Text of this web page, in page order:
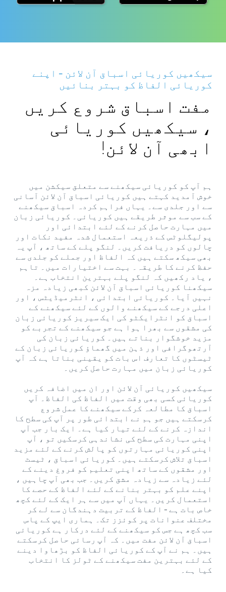
سیکھیں کوریائی اسباق آن لائن - اپنے
کوریائی الفاظ کو بہتر بنائیں
مفت اسباق شروع کریں
، سیکھیں کوریائی
ابھی آن لائن!
ہم آپ کو کوریائی سیکھنے سے متعلق سیکشن میں
خوش آمدید کہتے ہیں کوریائی اسباق آن لائن آسانی
سے اور جلدی سے۔ یہاں فراہم کردہ اسباق سیکھنے
کے سب سے موثر طریقے ہیں کوریائی۔ کوریائی زبان
میں مہارت حاصل کرنے کے لئے ابتدائی اور
پولیگلوٹس کے ذریعہ استعمال شدہ مفید نکات اور
چالوں کو دریافت کریں۔ لنگو پلے کے ساتھ ، آپ یہ
بھی سیکھ سکتے ہیں کہ الفاظ اور جملے کو جلدی سے
حفظ کرنے کا طریقہ۔ بہت سے اختیارات میں۔ تاہم
، یاد رکھیں کہ لنگو پلے بہترین انتخاب ہے۔
سیکھنا کوریائی اسباق آن لائن کبھی زیادہ مزہ
نہیں آیا۔ کوریائی ابتدائی ، انٹرمیڈیٹس ، اور
اعلی درجے کے سیکھنے والوں کے لئے سیکھنے کے
اسباق کو انٹرایکٹو کی ایک سیریز کوریائی زبان
کی مشقوں سے بھرا ہوا ہے جو سیکھنے کے تجربے کو
مزید خوشگوار بناتے ہیں۔ کوریائی زبان کی
آرتھوگرافی اور ذہن میں گھماؤ کوریائی زبان کے
ٹیسٹوں کا تعارف اس بات کو یقینی بناتا ہے کہ آپ
کوریائی زبان میں مہارت حاصل کریں۔
سیکھیں کوریائی آن لائن اور ان میں اضافہ کریں
کوریائی کسی بھی وقت میں الفاظ کی الفاظ۔ آپ
اسباق کا مطالعہ کرکے سیکھنے کا عمل شروع
کرسکتے ہیں جو ہم نے ابتدائی طور پر آپ کی سطح کا
اندازہ کرنے کے لئے تیار کیا ہے۔ ایک بار جب آپ
اپنی مہارت کی سطح کی نشاندہی کرسکیں تو ، آپ
اپنی کوریائی مہارتوں کو پالش کرنے کے لئے مزید
اسباق تلاش کرسکتے ہیں۔ کوریائی اسباق ، ٹیسٹ
اور مشقوں کے ساتھ اپنی تعلیم کو فروغ دینے کے
لئے زیادہ سے زیادہ مشق کریں۔ جب بھی آپ چاہیں ،
اپنے علم کو بہتر بنانے کے لئے الفاظ کے حصے کا
استعمال کریں۔ یہاں آپ میں سے ہر ایک کے لئے کچھ
خاص بات ہے - الفاظ کے تربیت دہندگان سے لے کر
مختلف عنوانات پر کوئزز تک۔ ہماری ایپ کے پاس
سب کچھ ہے جس کو سیکھنے کے لئے درکار ہے کوریائی
اسباق آن لائن مفت میں۔ کہ آپ رسائی حاصل کرسکتے
ہیں۔ ہم نے آپ کے کوریائی الفاظ کو بڑھاوا دینے
کے لئے بہترین مفت سیکھنے کے ٹولز کا انتخاب
کیا ہے۔